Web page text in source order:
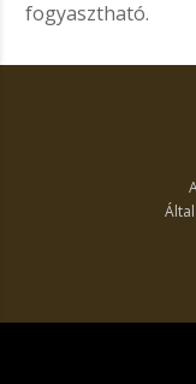
fogyasztható.